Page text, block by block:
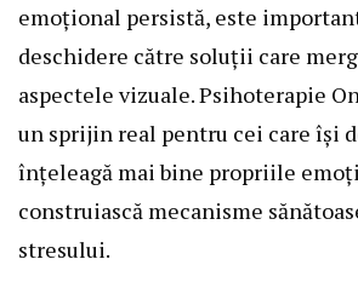
emoțional persistă, este
deschidere către soluții care
aspectele vizuale. Psihoterapie
un sprijin real pentru cei care își
înțeleagă mai bine propriile
construiască mecanisme
stresului.